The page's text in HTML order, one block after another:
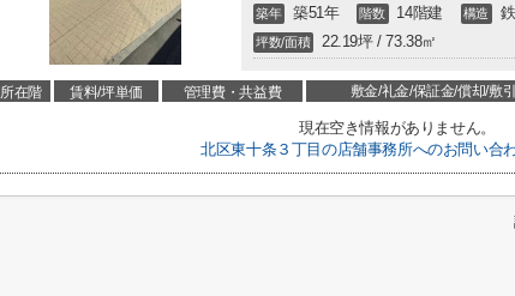
築年 築51年 階数 14階建 構造
坪数/面積 22.19坪 / 73.38㎡
所在階 賃料/坪単価 管理費・共益費 敷金/礼金/保証金/償却/敷引
現在空き情報がありません。
北区東十条３丁目の店舗事務所へのお問い合